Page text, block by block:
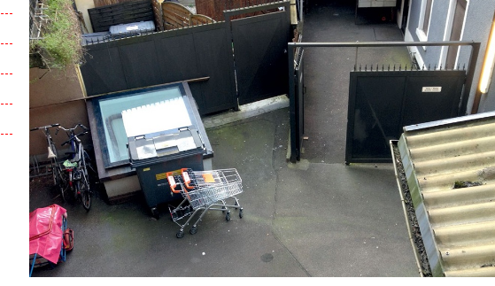
Show subpages
Show subpages